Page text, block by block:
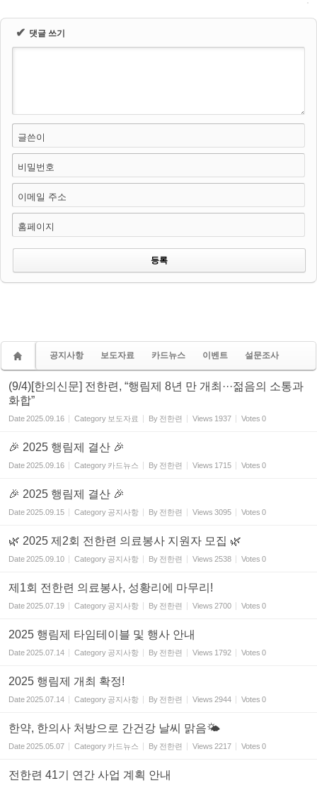
✔ 댓글 쓰기
글쓴이
비밀번호
이메일 주소
홈페이지
공지사항 보도자료 카드뉴스 이벤트 설문조사
(9/4)[한의신문] 전한련, “행림제 8년 만 개최···젊음의 소통과
화합”
Date2025.09.16 Category 보도자료 By 전한련 Views 1937 Votes 0
🎉 2025 행림제 결산 🎉
Date2025.09.16 Category 카드뉴스 By 전한련 Views 1715 Votes 0
🎉 2025 행림제 결산 🎉
Date2025.09.15 Category 공지사항 By 전한련 Views 3095 Votes 0
🌿 2025 제2회 전한련 의료봉사 지원자 모집 🌿
Date2025.09.10 Category 공지사항 By 전한련 Views 2538 Votes 0
제1회 전한련 의료봉사, 성황리에 마무리!
Date2025.07.19 Category 공지사항 By 전한련 Views 2700 Votes 0
2025 행림제 타임테이블 및 행사 안내
Date2025.07.14 Category 공지사항 By 전한련 Views 1792 Votes 0
2025 행림제 개최 확정!
Date2025.07.14 Category 공지사항 By 전한련 Views 2944 Votes 0
한약, 한의사 처방으로 간건강 날씨 맑음🌤
Date2025.05.07 Category 카드뉴스 By 전한련 Views 2217 Votes 0
전한련 41기 연간 사업 계획 안내